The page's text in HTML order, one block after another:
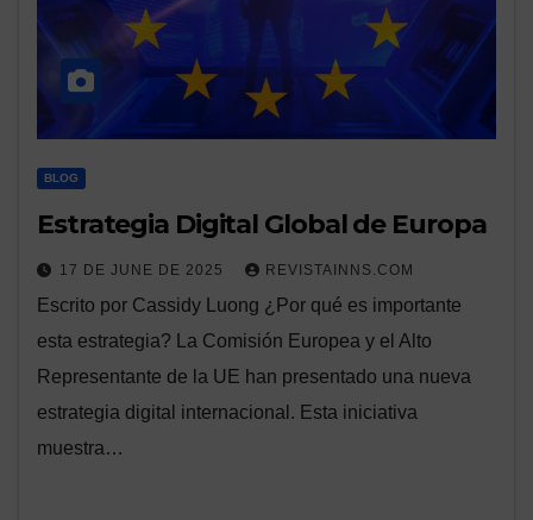
BLOG
Estrategia Digital Global de Europa
17 DE JUNE DE 2025 REVISTAINNS.COM
Escrito por Cassidy Luong ¿Por qué es importante
esta estrategia? La Comisión Europea y el Alto
Representante de la UE han presentado una nueva
estrategia digital internacional. Esta iniciativa
muestra…